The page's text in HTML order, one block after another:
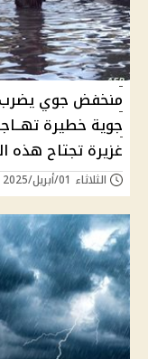
منخفض جوي يضرب
جوية خطيرة
غزيرة تجتاح هذه
الثلاثاء 01/أبريل/2025 - 10:17 ص